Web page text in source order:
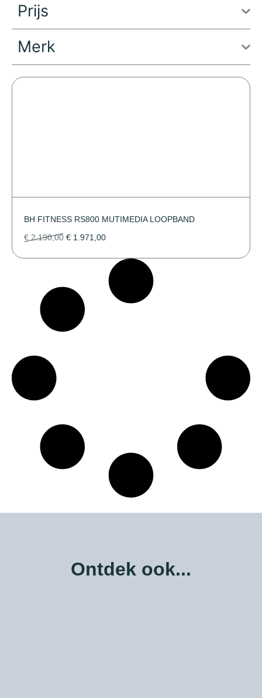
Prijs
Merk
BH FITNESS RS800 MUTIMEDIA LOOPBAND
€ 2.190,00 € 1.971,00
Ontdek ook...